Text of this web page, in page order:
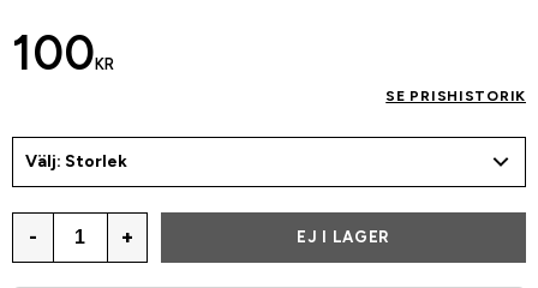
100 KR
SE PRISHISTORIK
Välj: Storlek
- + EJ I LAGER